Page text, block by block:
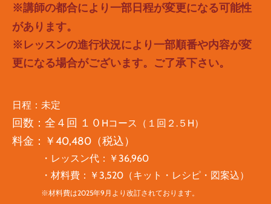
※講師の都合により一部日程が変更になる可能性
があります。
※レッスンの進行状況により一部順番や内容が変
更になる場合がございます。ご了承下さい。
日程：未定
回数：全４回 １０ Hコース（１回２.５H）
料金：￥40,480（税込）
・レッスン代：￥36,960
・材料費：￥3,520（キット・レシピ・図案込）
※材料費は2025年9月より改訂されております。